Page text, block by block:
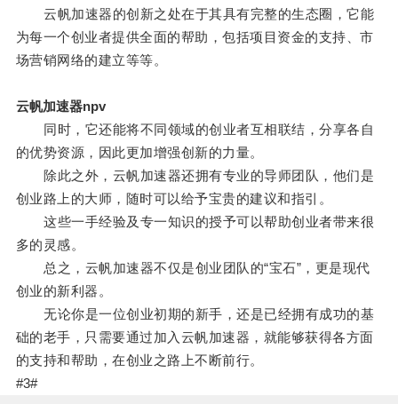
云帆加速器的创新之处在于其具有完整的生态圈，它能
为每一个创业者提供全面的帮助，包括项目资金的支持、市
场营销网络的建立等等。
云帆加速器npv
同时，它还能将不同领域的创业者互相联结，分享各自
的优势资源，因此更加增强创新的力量。
除此之外，云帆加速器还拥有专业的导师团队，他们是
创业路上的大师，随时可以给予宝贵的建议和指引。
这些一手经验及专一知识的授予可以帮助创业者带来很
多的灵感。
总之，云帆加速器不仅是创业团队的“宝石”，更是现代
创业的新利器。
无论你是一位创业初期的新手，还是已经拥有成功的基
础的老手，只需要通过加入云帆加速器，就能够获得各方面
的支持和帮助，在创业之路上不断前行。
#3#